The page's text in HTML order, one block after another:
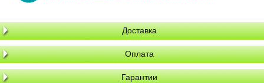
Доставка
Оплата
Гарантии